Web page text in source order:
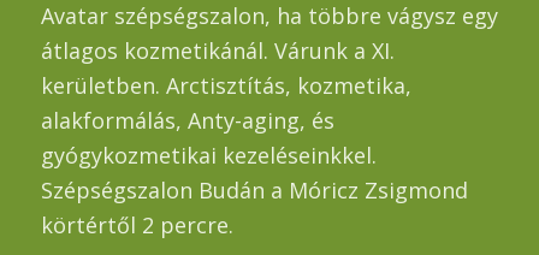
Avatar szépségszalon, ha többre vágysz egy
átlagos kozmetikánál. Várunk a XI.
kerületben. Arctisztítás, kozmetika,
alakformálás, Anty-aging, és
gyógykozmetikai kezeléseinkkel.
Szépségszalon Budán a Móricz Zsigmond
körtértől 2 percre.